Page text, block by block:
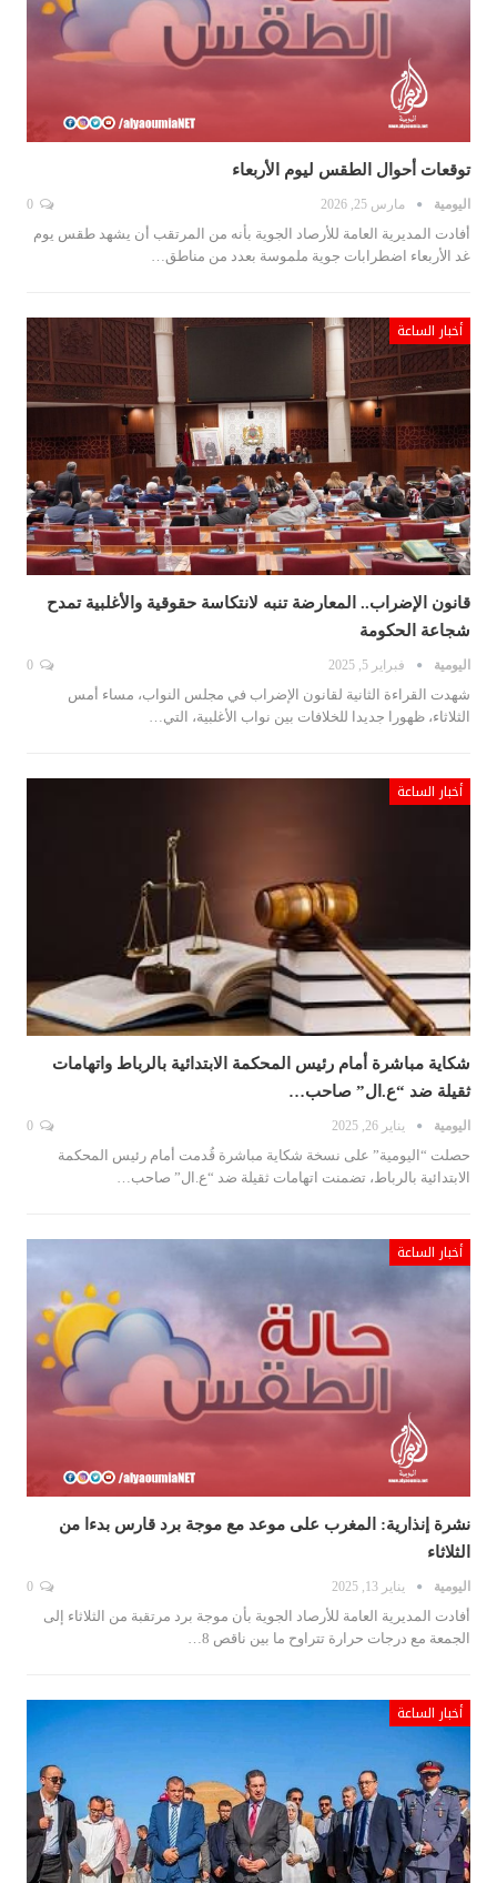
توقعات أحوال الطقس ليوم الأربعاء
اليومية مارس 25, 2026
أفادت المديرية العامة للأرصاد الجوية بأنه من المرتقب أن يشهد طقس يوم
غد الأربعاء اضطرابات جوية ملموسة بعدد من مناطق…
أخبار الساعة
قانون الإضراب.. المعارضة تنبه لانتكاسة حقوقية والأغلبية تمدح
شجاعة الحكومة
اليومية فبراير 5, 2025
شهدت القراءة الثانية لقانون الإضراب في مجلس النواب، مساء أمس
الثلاثاء، ظهورا جديدا للخلافات بين نواب الأغلبية، التي…
أخبار الساعة
شكاية مباشرة أمام رئيس المحكمة الابتدائية بالرباط واتهامات
ثقيلة ضد “ع.ال” صاحب…
اليومية يناير 26, 2025
حصلت “اليومية” على نسخة شكاية مباشرة قُدمت أمام رئيس المحكمة
الابتدائية بالرباط، تضمنت اتهامات ثقيلة ضد “ع.ال” صاحب…
أخبار الساعة
نشرة إنذارية: المغرب على موعد مع موجة برد قارس بدءا من
الثلاثاء
اليومية يناير 13, 2025
أفادت المديرية العامة للأرصاد الجوية بأن موجة برد مرتقبة من الثلاثاء إلى
الجمعة مع درجات حرارة تتراوح ما بين ناقص 8…
أخبار الساعة